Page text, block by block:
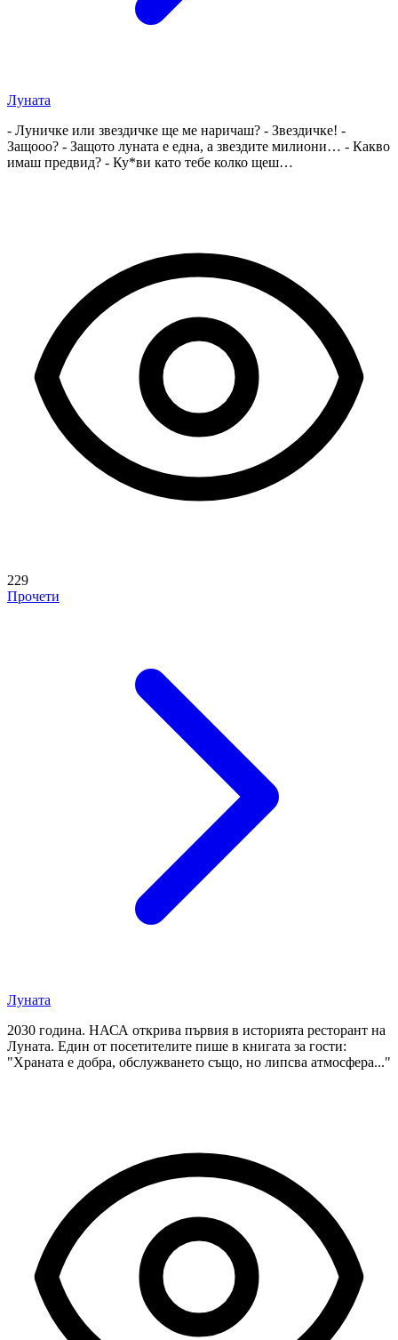
Луната
- Луничке или звездичке ще ме наричаш? - Звездичке! -
Защооо? - Защото луната е една, а звездите милиони… - Какво
имаш предвид? - Ку*ви като тебе колко щеш…
229
Прочети
Луната
2030 година. НАСА открива първия в историята ресторант на
Луната. Един от посетителите пише в книгата за гости:
"Храната е добра, обслужването също, но липсва атмосфера..."